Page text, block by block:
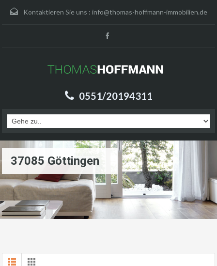
Kontaktieren Sie uns : info@thomas-hoffmann-immobilien.de
0551/20194311
37085 Göttingen